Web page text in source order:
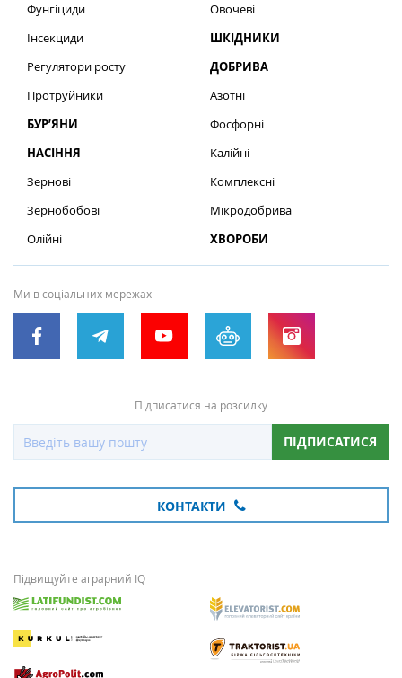
Фунгіциди
Інсекциди
Регулятори росту
Протруйники
БУР’ЯНИ
НАСІННЯ
Зернові
Зернобобові
Олійні
Овочеві
ШКІДНИКИ
ДОБРИВА
Азотні
Фосфорні
Калійні
Комплексні
Мікродобрива
ХВОРОБИ
Ми в соціальних мережах
Підписатися на розсилку
ПІДПИСАТИСЯ
КОНТАКТИ
Підвищуйте аграрний IQ